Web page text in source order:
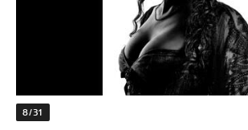
8/31